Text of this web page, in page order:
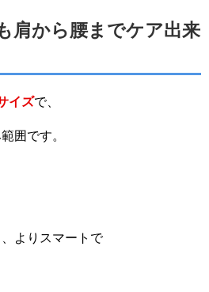
肩から腰までケア出来
イズで、
囲です。
よりスマートで